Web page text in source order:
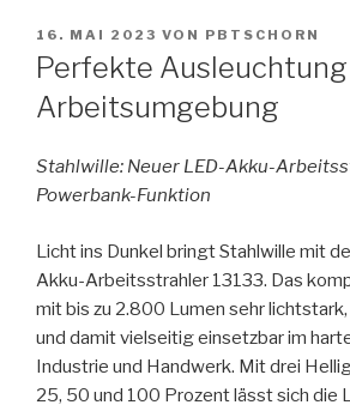
VERÖFFENTLICHT
AM
16. MAI 2023 VON PBTSCHORN
Perfekte
Arbeitsumgebung
Stahlwille: Neuer LED-Akku-
Powerbank-Funktion
Licht ins Dunkel bringt Stahlwille mit
Akku-Arbeitsstrahler 13133. Das
mit bis zu 2.800 Lumen sehr
und damit vielseitig einsetzbar im
Industrie und Handwerk. Mit drei
25, 50 und 100 Prozent lässt sich die